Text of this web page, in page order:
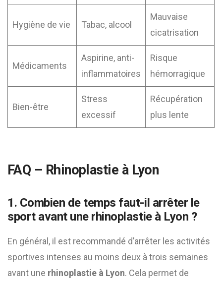
Hygiène de vie Tabac, alcool
Mauvaise
cicatrisation
Médicaments
Aspirine, anti-
inflammatoires
Risque
hémorragique
Bien-être
Stress
excessif
Récupération
plus lente
FAQ – Rhinoplastie à Lyon
1. Combien de temps faut-il arrêter le
sport avant une rhinoplastie à Lyon ?
En général, il est recommandé d’arrêter les activités
sportives intenses au moins deux à trois semaines
avant une rhinoplastie à Lyon. Cela permet de